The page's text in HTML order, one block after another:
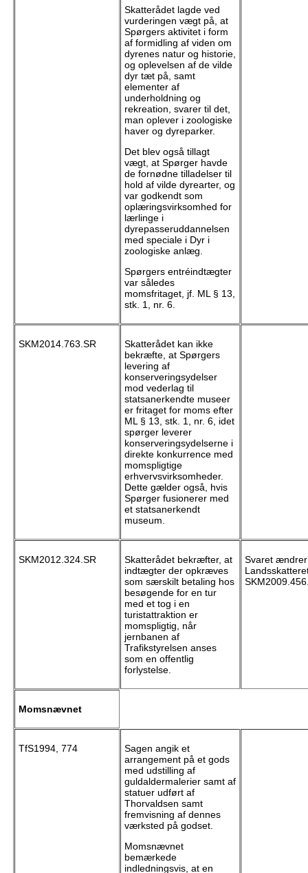
Skatterådet lagde ved
vurderingen vægt på, at
Spørgers aktivitet i form
af formidling af viden om
dyrenes natur og historie,
og oplevelsen af de vilde
dyr tæt på, samt
elementer af
underholdning og
rekreation, svarer til det,
man oplever i zoologiske
haver og dyreparker.
Det blev også tillagt
vægt, at Spørger havde
de fornødne tilladelser til
hold af vilde dyrearter, og
var godkendt som
oplæringsvirksomhed for
lærlinge i
dyrepasseruddannelsen
med speciale i Dyr i
zoologiske anlæg.
Spørgers entréindtægter
var således
momsfritaget, jf. ML § 13,
stk. 1, nr. 6.
SKM2014.763.SR
Skatterådet kan ikke
bekræfte, at Spørgers
levering af
konserveringsydelser
mod vederlag til
statsanerkendte museer
er fritaget for moms efter
ML § 13, stk. 1, nr. 6, idet
spørger leverer
konserveringsydelserne i
direkte konkurrence med
momspligtige
erhvervsvirksomheder.
Dette gælder også, hvis
Spørger fusionerer med
et statsanerkendt
museum.
SKM2012.324.SR
Skatterådet bekræfter, at
indtægter der opkræves
som særskilt betaling hos
besøgende for en tur
med et tog i en
turistattraktion er
momspligtig, når
jernbanen af
Trafikstyrelsen anses
som en offentlig
forlystelse.
Svaret ændrer
Momsnævnet
TfS1994, 774
Sagen angik et
arrangement på et gods
med udstilling af
guldaldermalerier samt af
statuer udført af
Thorvaldsen samt
fremvisning af dennes
værksted på godset.
Momsnævnet
bemærkede
indledningsvis, at en